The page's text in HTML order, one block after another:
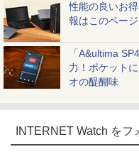
性能の良いお
報はこのページ
「A&ultima
力！ポケット
オの醍醐味
INTERNET Watch をフ